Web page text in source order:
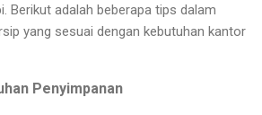
Berikut adalah beberapa tips dalam
yang sesuai dengan kebutuhan kantor
Penyimpanan